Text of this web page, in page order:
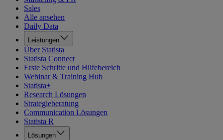
Sales
Alle ansehen
Daily Data
Leistungen
Über Statista
Statista Connect
Erste Schritte und Hilfebereich
Webinar & Training Hub
Statista+
Research Lösungen
Strategieberatung
Communication Lösungen
Statista R
Lösungen